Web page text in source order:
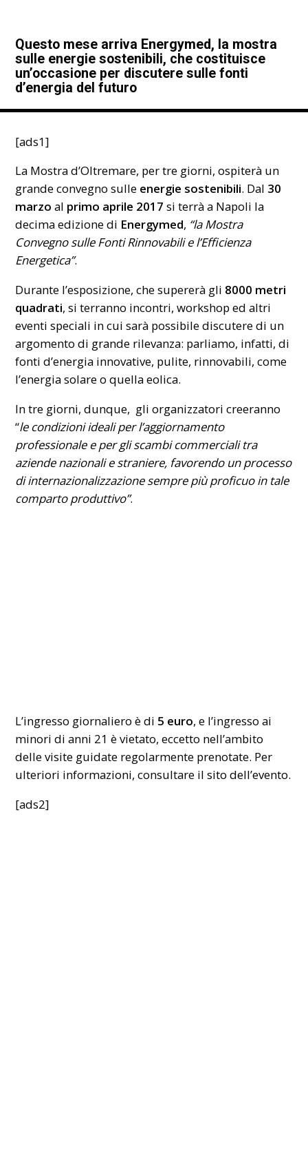
Questo mese arriva Energymed, la mostra
sulle energie sostenibili, che costituisce
un’occasione per discutere sulle fonti
d’energia del futuro
[ads1]
La Mostra d’Oltremare, per tre giorni, ospiterà un
grande convegno sulle energie sostenibili. Dal 30
marzoal primo aprile 2017 si terrà a Napoli la
decima edizione di Energymed, “la Mostra
Convegno sulle Fonti Rinnovabili e l’Efficienza
Energetica”.
Durante l’esposizione, che supererà gli 8000 metri
quadrati, si terranno incontri, workshop ed altri
eventi speciali in cui sarà possibile discutere di un
argomento di grande rilevanza: parliamo, infatti, di
fonti d’energia innovative, pulite, rinnovabili, come
l’energia solare o quella eolica.
In tre giorni, dunque, gli organizzatori creeranno
“le condizioni ideali per l’aggiornamento
professionale e per gli scambi commerciali tra
aziende nazionali e straniere, favorendo un processo
di internazionalizzazione sempre più proficuo in tale
comparto produttivo”.
L’ingresso giornaliero è di 5 euro, e l’ingresso ai
minori di anni 21 è vietato, eccetto nell’ambito
delle visite guidate regolarmente prenotate. Per
ulteriori informazioni, consultare ilsito dell’evento.
[ads2]